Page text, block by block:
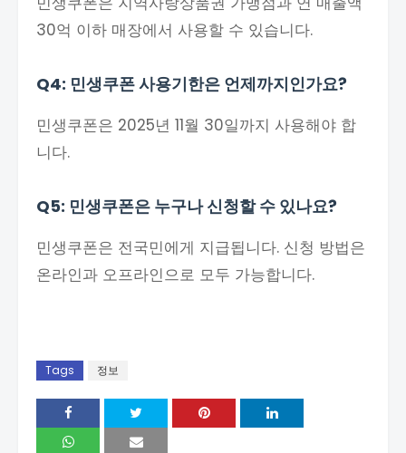
30억 이하 매장에서 사용할 수 있습니다.
Q4: 민생쿠폰 사용기한은 언제까지인가요?
민생쿠폰은 2025년 11월 30일까지 사용해야 합
니다.
Q5: 민생쿠폰은 누구나 신청할 수 있나요?
민생쿠폰은 전국민에게 지급됩니다. 신청 방법은
온라인과 오프라인으로 모두 가능합니다.
Tags 정보